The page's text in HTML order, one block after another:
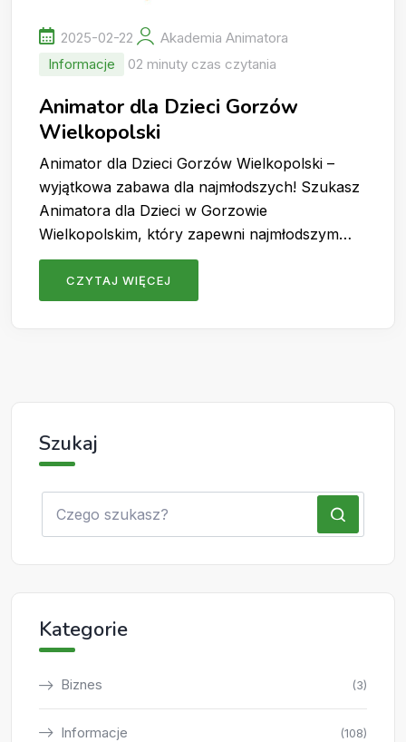
2025-02-22
Akademia Animatora
Informacje
02 minuty czas czytania
Animator dla Dzieci Gorzów
Wielkopolski
Animator dla Dzieci Gorzów Wielkopolski –
wyjątkowa zabawa dla najmłodszych! Szukasz
Animatora dla Dzieci w Gorzowie
Wielkopolskim, który zapewni najmłodszym…
CZYTAJ WIĘCEJ
Szukaj
Kategorie
Biznes (3)
Informacje (108)